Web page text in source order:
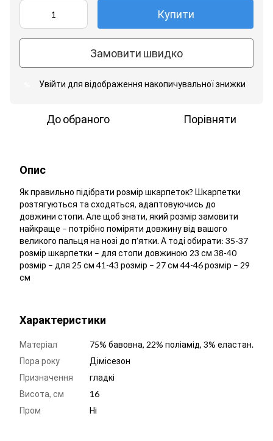
Купити
Замовити швидко
Увійти для відображення накопичувальної знижки
До обраного Порівняти
Опис
Як правильно підібрати розмір шкарпеток? Шкарпетки
розтягуються та сходяться, адаптовуючись до
довжини стопи. Але щоб знати, який розмір замовити
найкраще – потрібно поміряти довжину від вашого
великого пальця на нозі до п’ятки. А тоді обирати: 35-37
розмір шкарпетки – для стопи довжиною 23 см 38-40
розмір – для 25 см 41-43 розмір – 27 см 44-46 розмір – 29
см
Характеристики
Матеріал
75% бавовна, 22% поліамід, 3% еластан.
Пора року
Дімісезон
Призначення
гладкі
Висота, см
16
Пром
Ні